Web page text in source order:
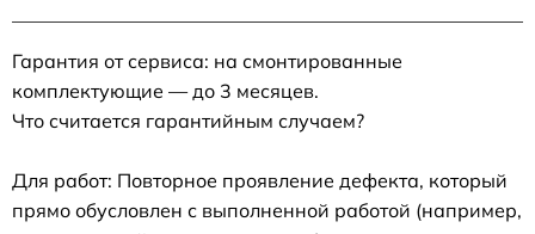
Гарантия от сервиса: на смонтированные
комплектующие — до 3 месяцев.
Что считается гарантийным случаем?
Для работ: Повторное проявление дефекта, который
прямо обусловлен с выполненной работой (например,